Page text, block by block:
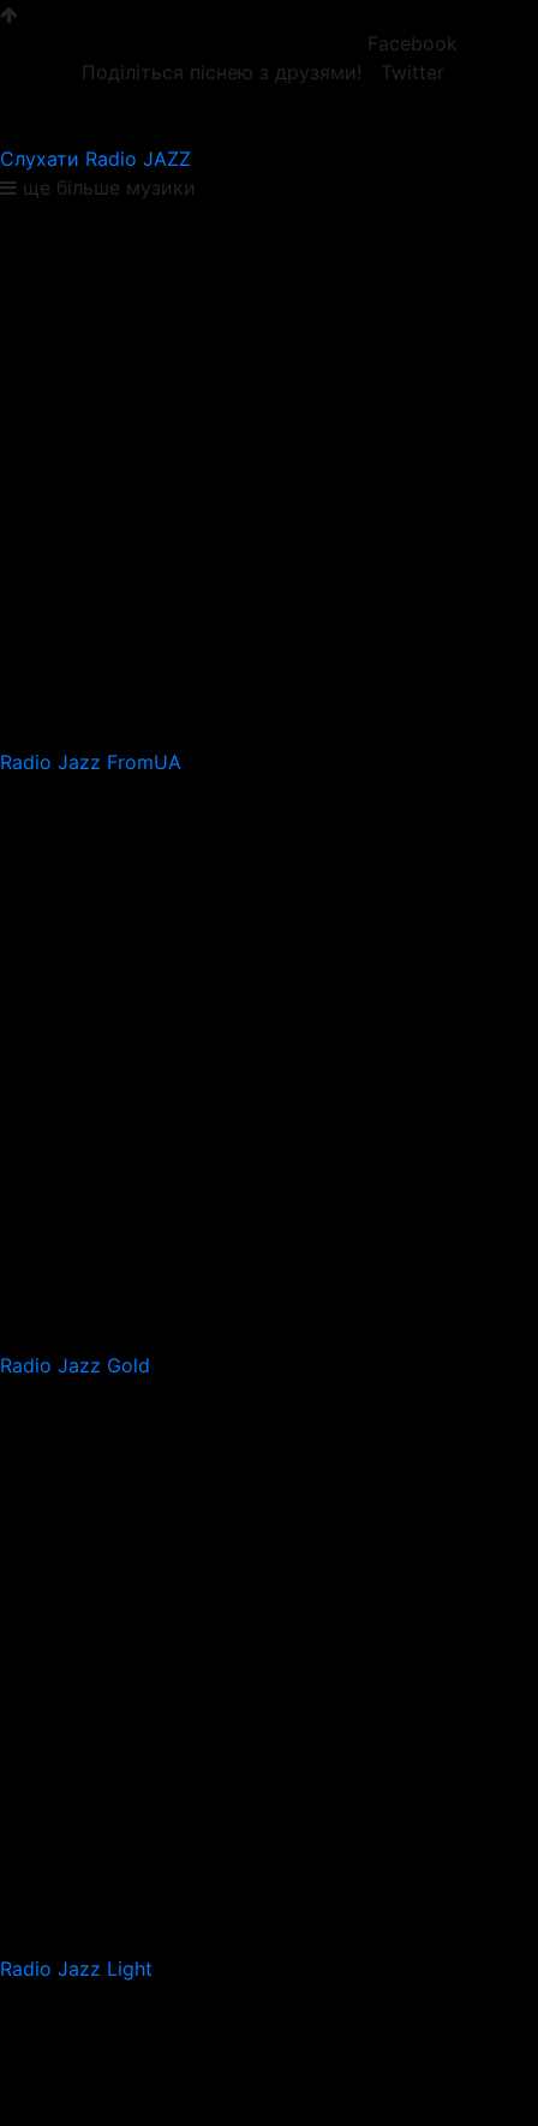
Поділіться піснею з друзями!
Facebook
Twitter
Слухати Radio JAZZ
ще більше музики
Radio Jazz FromUA
Radio Jazz Gold
Radio Jazz Light